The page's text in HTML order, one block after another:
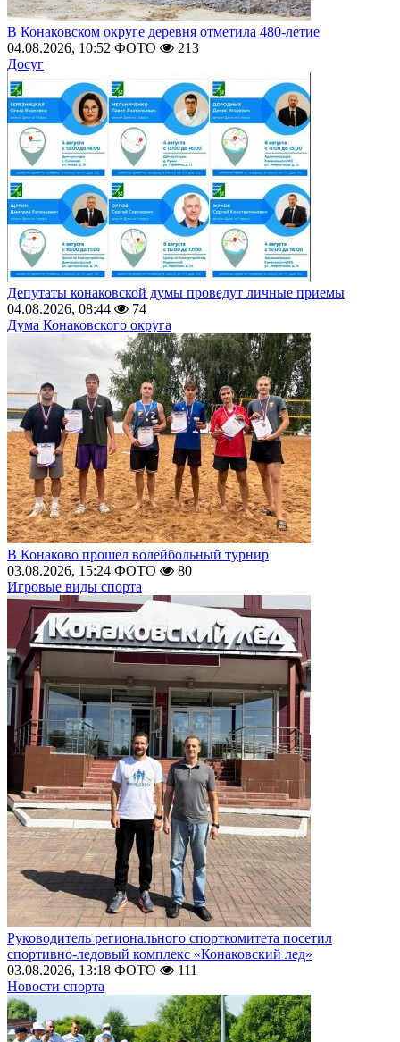
В Конаковском округе деревня отметила 480-летие
04.08.2026, 10:52 ФОТО
213
Досуг
Депутаты конаковской думы проведут личные приемы
04.08.2026, 08:44
74
Дума Конаковского округа
В Конаково прошел волейбольный турнир
03.08.2026, 15:24 ФОТО
80
Игровые виды спорта
Руководитель регионального спорткомитета посетил
спортивно-ледовый комплекс «Конаковский лед»
03.08.2026, 13:18 ФОТО
111
Новости спорта